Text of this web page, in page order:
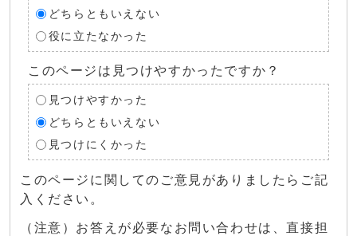
どちらともいえない
役に立たなかった
このページは見つけやすかったですか？
見つけやすかった
どちらともいえない
見つけにくかった
このページに関してのご意見がありましたらご記
入ください。
（注意）お答えが必要なお問い合わせは、直接担